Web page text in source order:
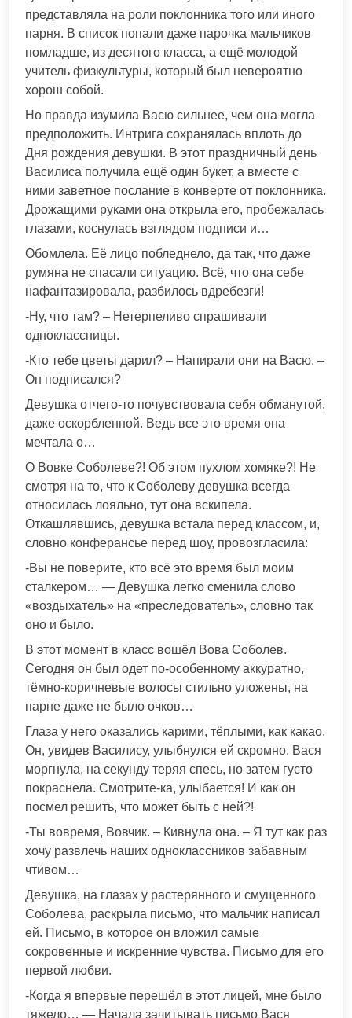
представляла на роли поклонника того или иного
парня. В список попали даже парочка мальчиков
помладше, из десятого класса, а ещё молодой
учитель физкультуры, который был невероятно
хорош собой.
Но правда изумила Васю сильнее, чем она могла
предположить. Интрига сохранялась вплоть до
Дня рождения девушки. В этот праздничный день
Василиса получила ещё один букет, а вместе с
ними заветное послание в конверте от поклонника.
Дрожащими руками она открыла его, пробежалась
глазами, коснулась взглядом подписи и…
Обомлела. Её лицо побледнело, да так, что даже
румяна не спасали ситуацию. Всё, что она себе
нафантазировала, разбилось вдребезги!
-Ну, что там? – Нетерпеливо спрашивали
одноклассницы.
-Кто тебе цветы дарил? – Напирали они на Васю. –
Он подписался?
Девушка отчего-то почувствовала себя обманутой,
даже оскорбленной. Ведь все это время она
мечтала о…
О Вовке Соболеве?! Об этом пухлом хомяке?! Не
смотря на то, что к Соболеву девушка всегда
относилась лояльно, тут она вскипела.
Откашлявшись, девушка встала перед классом, и,
словно конферансье перед шоу, провозгласила:
-Вы не поверите, кто всё это время был моим
сталкером… — Девушка легко сменила слово
«воздыхатель» на «преследователь», словно так
оно и было.
В этот момент в класс вошёл Вова Соболев.
Сегодня он был одет по-особенному аккуратно,
тёмно-коричневые волосы стильно уложены, на
парне даже не было очков…
Глаза у него оказались карими, тёплыми, как какао.
Он, увидев Василису, улыбнулся ей скромно. Вася
моргнула, на секунду теряя спесь, но затем густо
покраснела. Смотрите-ка, улыбается! И как он
посмел решить, что может быть с ней?!
-Ты вовремя, Вовчик. – Кивнула она. – Я тут как раз
хочу развлечь наших одноклассников забавным
чтивом…
Девушка, на глазах у растерянного и смущенного
Соболева, раскрыла письмо, что мальчик написал
ей. Письмо, в которое он вложил самые
сокровенные и искренние чувства. Письмо для его
первой любви.
-Когда я впервые перешёл в этот лицей, мне было
тяжело… — Начала зачитывать письмо Вася